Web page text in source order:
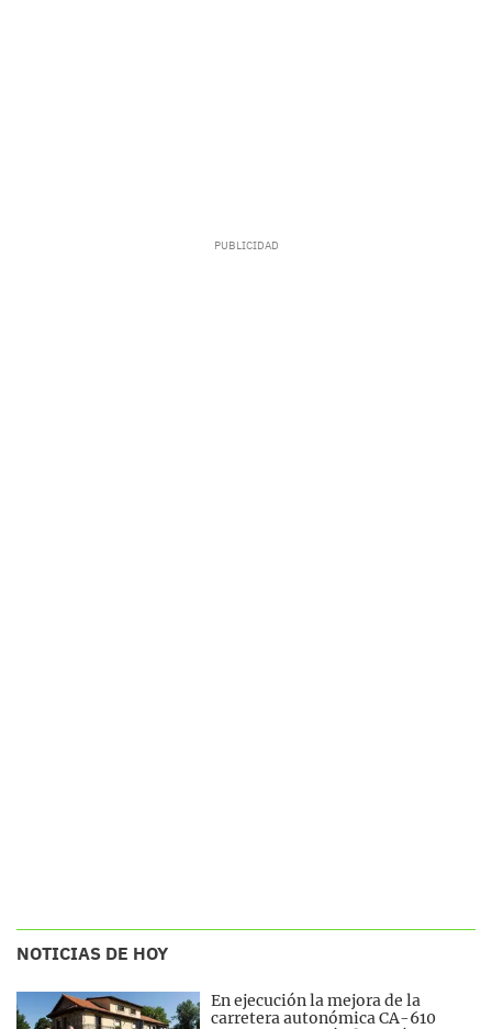
NOTICIAS DE HOY
En ejecución la mejora de la
carretera autonómica CA-610